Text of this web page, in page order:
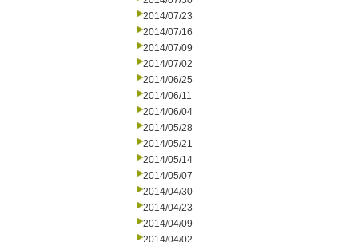
2014/07/23
2014/07/16
2014/07/09
2014/07/02
2014/06/25
2014/06/11
2014/06/04
2014/05/28
2014/05/21
2014/05/14
2014/05/07
2014/04/30
2014/04/23
2014/04/09
2014/04/02